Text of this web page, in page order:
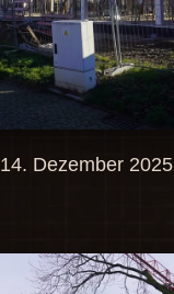
14. Dezember 2025